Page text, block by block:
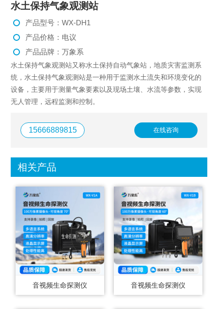
水土保持气象观测站
产品型号：WX-DH1
产品价格：电议
产品品牌：万象系
水土保持气象观测站又称水土保持自动气象站，地质灾害监测系
统，水土保持气象观测站是一种用于监测水土流失和环境变化的
设备，主要用于测量气象要素以及现场土壤、水流等参数，实现
无人管理，远程监测和控制。
15666889815 在线咨询
相关产品
音视频生命探测仪 音视频生命探测仪